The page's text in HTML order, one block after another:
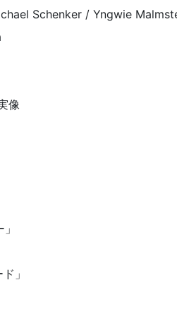
Schenker / Yngwie
像
」